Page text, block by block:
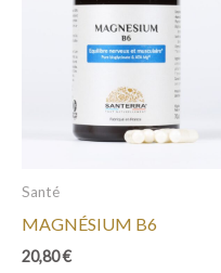
Santé
MAGNÉSIUM B6
20,80€